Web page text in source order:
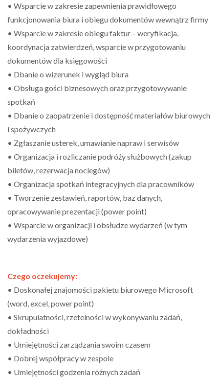
• Wsparcie w zakresie zapewnienia prawidłowego
funkcjonowania biura i obiegu dokumentów wewnątrz firmy
• Wsparcie w zakresie obiegu faktur – weryfikacja,
koordynacja zatwierdzeń, wsparcie w przygotowaniu
dokumentów dla księgowości
• Dbanie o wizerunek i wygląd biura
• Obsługa gości biznesowych oraz przygotowywanie
spotkań
• Dbanie o zaopatrzenie i dostępność materiałów biurowych
i spożywczych
• Zgłaszanie usterek, umawianie napraw i serwisów
• Organizacja i rozliczanie podróży służbowych (zakup
biletów, rezerwacja noclegów)
• Organizacja spotkań integracyjnych dla pracowników
• Tworzenie zestawień, raportów, baz danych,
opracowywanie prezentacji (power point)
• Wsparcie w organizacji i obsłudze wydarzeń (w tym
wydarzenia wyjazdowe)
Czego oczekujemy:
• Doskonałej znajomości pakietu biurowego Microsoft
(word, excel, power point)
• Skrupulatności, rzetelności w wykonywaniu zadań,
dokładności
• Umiejętności zarządzania swoim czasem
• Dobrej współpracy w zespole
• Umiejętności godzenia różnych zadań